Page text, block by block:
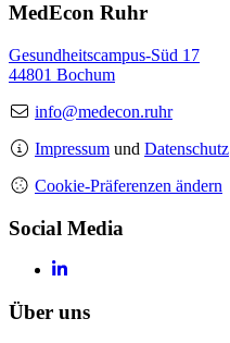
MedEcon Ruhr
Gesundheitscampus-Süd 17
44801 Bochum
info@medecon.ruhr
Impressum und Datenschutz
Cookie-Präferenzen ändern
Social Media
Über uns